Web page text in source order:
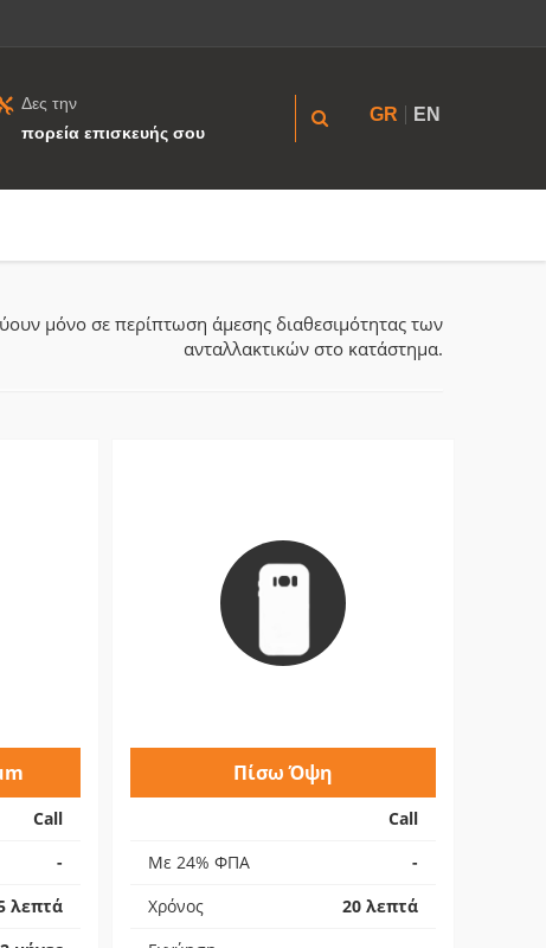
Δες την
πορεία επισκευής σου
GR EN
μόνο σε περίπτωση άμεσης διαθεσιμότητας των
ανταλλακτικών στο κατάστημα.
Call
-
λεπτά
Πίσω Όψη
Call
Με 24% ΦΠΑ
-
Χρόνος
20 λεπτά